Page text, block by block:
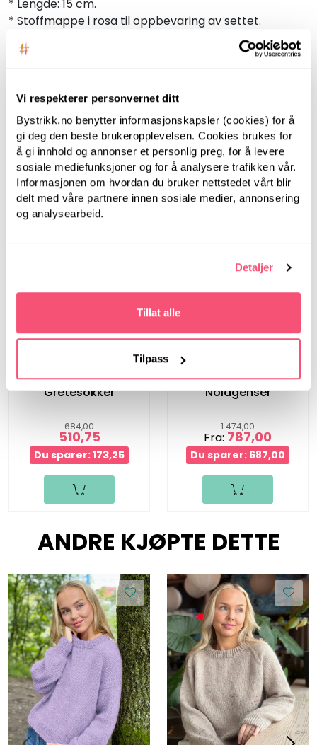
Vi respekterer personvernet ditt
Bystrikk.no benytter informasjonskapsler (cookies) for å
gi deg den beste brukeropplevelsen. Cookies brukes for
å gi innhold og annonser et personlig preg, for å levere
sosiale mediefunksjoner og for å analysere trafikken vår.
Informasjonen om hvordan du bruker nettstedet vårt blir
delt med våre partnere innen sosiale medier, annonsering
og analysearbeid.
Detaljer
Tillat alle
Tilpass
* Lengde: 15 cm.
* Stoffmappe i rosa til oppbevaring av settet.
Tips: Et billig, nikkelfri og fargerikt sett med
ANBEFALT FOR DEG
Gretesokker
684,00
510,75
Du sparer: 173,25
Nolagenser
1.474,00
Fra: 787,00
Du sparer: 687,00
ANDRE KJØPTE DETTE